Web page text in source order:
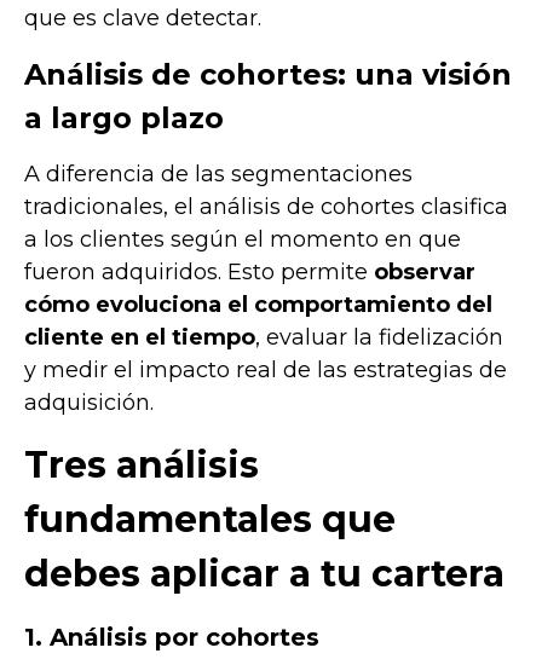
que es clave detectar.
Análisis de cohortes: una visión
a largo plazo
A diferencia de las segmentaciones
tradicionales, el análisis de cohortes clasifica
a los clientes según el momento en que
fueron adquiridos. Esto permite observar
cómo evoluciona el comportamiento del
cliente en el tiempo, evaluar la fidelización
y medir el impacto real de las estrategias de
adquisición.
Tres análisis
fundamentales que
debes aplicar a tu cartera
1. Análisis por cohortes